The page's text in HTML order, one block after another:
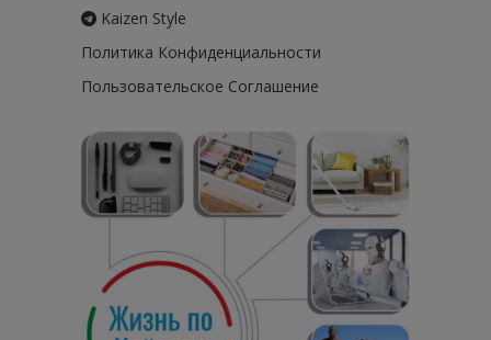
Kaizen Style
Политика Конфиденциальности
Пользовательское Соглашение